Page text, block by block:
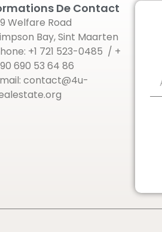
De Contact
Welfare Road
Bay, Sint Maarten
+1 721 523-0485 / +
690 53 64 86
contact@4u-